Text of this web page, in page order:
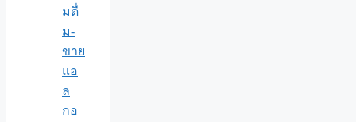
มดื่
ม-
ขาย
แอ
ล
กอ